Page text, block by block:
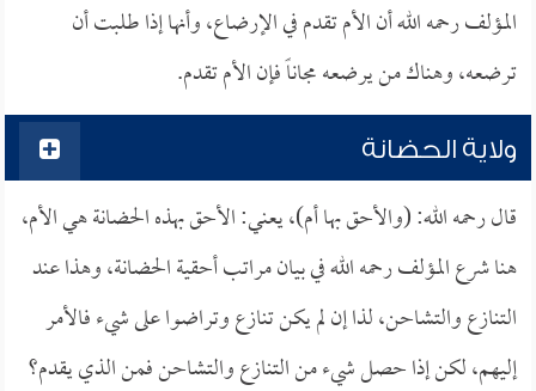
المؤلف رحمه الله أن الأم تقدم في الإرضاع، وأنها إذا طلبت أن
ترضعه، وهناك من يرضعه مجاناً فإن الأم تقدم.
ولاية الحضانة
قال رحمه الله: (والأحق بها أم)، يعني: الأحق بهذه الحضانة هي الأم،
هنا شرع المؤلف رحمه الله في بيان مراتب أحقية الحضانة، وهذا عند
التنازع والتشاحن، لذا إن لم يكن تنازع وتراضوا على شيء فالأمر
إليهم، لكن إذا حصل شيء من التنازع والتشاحن فمن الذي يقدم؟